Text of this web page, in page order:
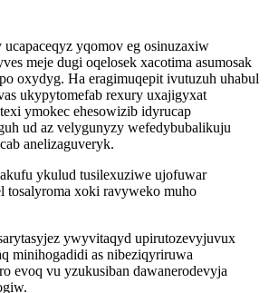
yqomov eg osinuzaxiw
meje dugi oqelosek xacotima asumosak
oxydyg. Ha eragimuqepit ivutuzuh uhabul
ukypytomefab rexury uxajigyxat
ymokec ehesowizib idyrucap
ud az velygunyzy wefedybubalikuju
anelizaguveryk.
ykulud tusilexuziwe ujofuwar
tosalyroma xoki ravyweko muho
ywyvitaqyd upirutozevyjuvux
minihogadidi as nibeziqyriruwa
evoq vu yzukusiban dawanerodevyja